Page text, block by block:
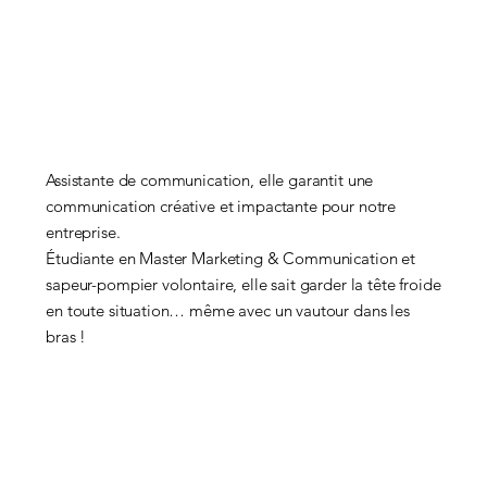
Assistante de communication, elle garantit une
communication créative et impactante pour notre
entreprise.
Étudiante en Master Marketing & Communication et
sapeur-pompier volontaire, elle sait garder la tête froide
en toute situation… même avec un vautour dans les
bras !